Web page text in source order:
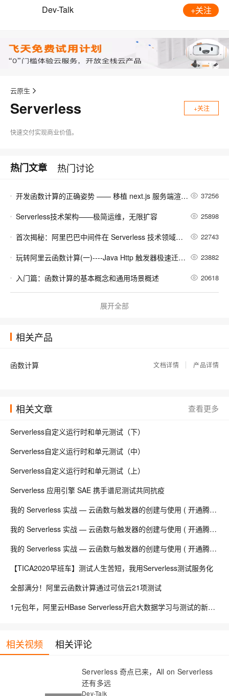
Dev-Talk +关注
云原生
Serverless +关注
快速交付实现商业价值。
热门文章 热门讨论
开发函数计算的正确姿势 —— 移植 next.js 服务端渲染框架 37256
Serverless技术架构——极简运维，无限扩容 25898
首次揭秘：阿里巴巴中间件在 Serverless 技术领域的探索 22743
玩转阿里云函数计算(一)----Java Http 触发器极速迁移传统 Spring 应用 23882
入门篇：函数计算的基本概念和通用场景概述 20618
大道至简 - 基于Docker的Serverless探索之旅
Installing a Dependency Library for Function Compute 14781
展开全部
相关产品
函数计算 文档详情 产品详情
相关文章 查看更多
Serverless自定义运行时和单元测试（下）
Serverless自定义运行时和单元测试（中）
Serverless自定义运行时和单元测试（上）
Serverless 应用引擎 SAE 携手谱尼测试共同抗疫
我的 Serverless 实战 — 云函数与触发器的创建与使用 ( 开通腾讯云 “ 云开发 “ 服务 | 创建云函数 | 创建触发器 | 测试触发器 )（三）
我的 Serverless 实战 — 云函数与触发器的创建与使用 ( 开通腾讯云 “ 云开发 “ 服务 | 创建云函数 | 创建触发器 | 测试触发器 )（二）
我的 Serverless 实战 — 云函数与触发器的创建与使用 ( 开通腾讯云 “ 云开发 “ 服务 | 创建云函数 | 创建触发器 | 测试触发器 )（一）
【TICA2020早班车】测试人生苦短，我用Serverless测试服务化
全部满分！阿里云函数计算通过可信云21项测试
1元包年，阿里云HBase Serverless开启大数据学习与测试的新时代
相关视频 相关评论
Serverless 奇点已来，All on Serverless
还有多远
Dev-Talk